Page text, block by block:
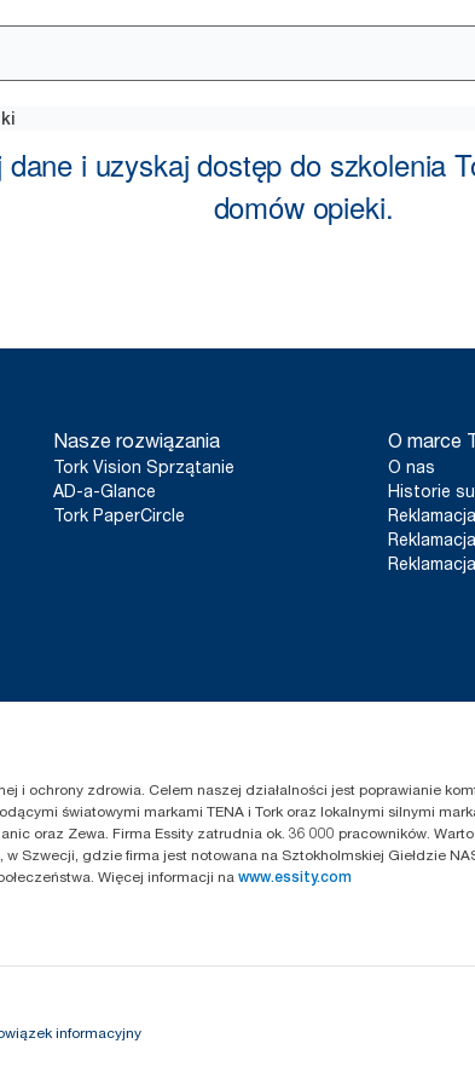
Nasze rozwiązania
Tork Vision Sprzątanie
AD-a-Glance
Tork PaperCircle
O marce
O nas
Historie
i ochrony zdrowia. Celem naszej działalności jest poprawianie
światowymi markami TENA i Tork oraz lokalnymi silnymi
oraz Zewa. Firma Essity zatrudnia ok. 36 000 pracowników.
Szwecji, gdzie firma jest notowana na Sztokholmskiej Giełdzie
Więcej informacji na www.essity.com
informacyjny